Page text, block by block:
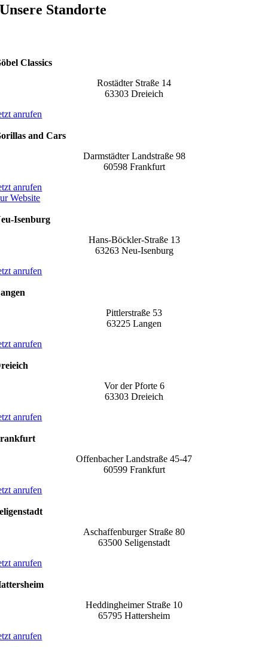
Unsere Standorte
Classics
Rostädter Straße 14
63303 Dreieich
anrufen
and Cars
Darmstädter Landstraße 98
60598 Frankfurt
anrufen
Website
Isenburg
Hans-Böckler-Straße 13
63263 Neu-Isenburg
anrufen
Pittlerstraße 53
63225 Langen
anrufen
Vor der Pforte 6
63303 Dreieich
anrufen
Offenbacher Landstraße 45-47
60599 Frankfurt
anrufen
Aschaffenburger Straße 80
63500 Seligenstadt
anrufen
Heddingheimer Straße 10
65795 Hattersheim
anrufen